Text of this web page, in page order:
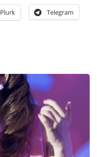
Plurk Telegram